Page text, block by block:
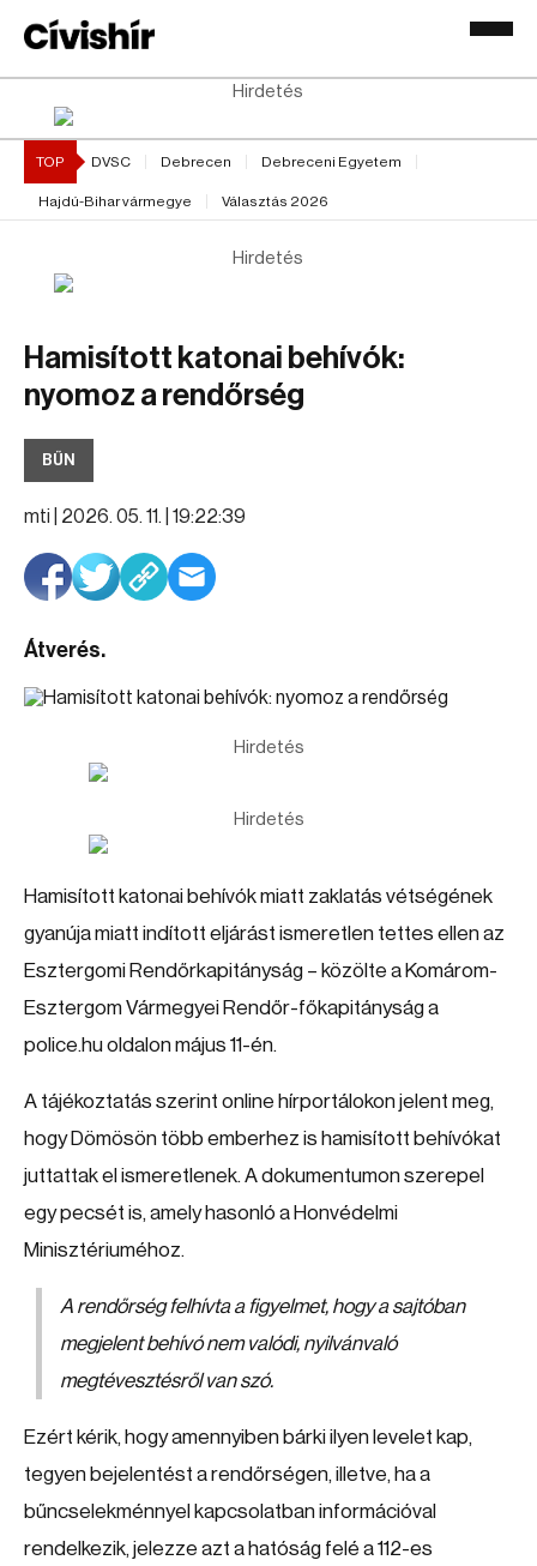
Hirdetés
TOP DVSC Debrecen Debreceni Egyetem
Hajdú-Bihar vármegye Választás 2026
Hirdetés
Hamisított katonai behívók:
nyomoz a rendőrség
BŰN
mti | 2026. 05. 11. | 19:22:39
Átverés.
Hirdetés
Hirdetés
Hamisított katonai behívók miatt zaklatás vétségének
gyanúja miatt indított eljárást ismeretlen tettes ellen az
Esztergomi Rendőrkapitányság – közölte a Komárom-
Esztergom Vármegyei Rendőr-főkapitányság a
police.hu oldalon május 11-én.
A tájékoztatás szerint online hírportálokon jelent meg,
hogy Dömösön több emberhez is hamisított behívókat
juttattak el ismeretlenek. A dokumentumon szerepel
egy pecsét is, amely hasonló a Honvédelmi
Minisztériuméhoz.
A rendőrség felhívta a figyelmet, hogy a sajtóban
megjelent behívó nem valódi, nyilvánvaló
megtévesztésről van szó.
Ezért kérik, hogy amennyiben bárki ilyen levelet kap,
tegyen bejelentést a rendőrségen, illetve, ha a
bűncselekménnyel kapcsolatban információval
rendelkezik, jelezze azt a hatóság felé a 112-es